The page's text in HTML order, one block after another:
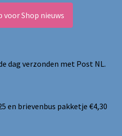
voor Shop nieuws
dag verzonden met Post NL.
en brievenbus pakketje €4,30